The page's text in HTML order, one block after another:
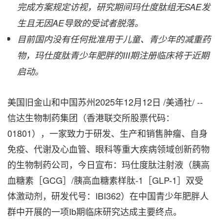
完成方案规定访视，研究期间玛仕度肽组无SAE发
生且无因AE导致的受试者脱落。
目前国内没有任何批准用于儿童、青少年的减重药
物，玛仕度肽青少年肥胖的III期注册临床将于近期
启动。
美国旧金山和中国苏州2025年12月12日 /美通社/ --
信达生物制药集团（香港联交所股票代码：
01801），一家致力于研发、生产和销售肿瘤、自身
免疫、代谢及心血管、眼科等重大疾病领域创新药物
的生物制药公司，今日宣布：玛仕度肽注射液（胰高
血糖素［GCG］/胰高血糖素样肽-1［GLP-1］双受
体激动剂，研发代号：IBI362）在中国青少年肥胖人
群中开展的一项Ib期临床研究达成主要终点。